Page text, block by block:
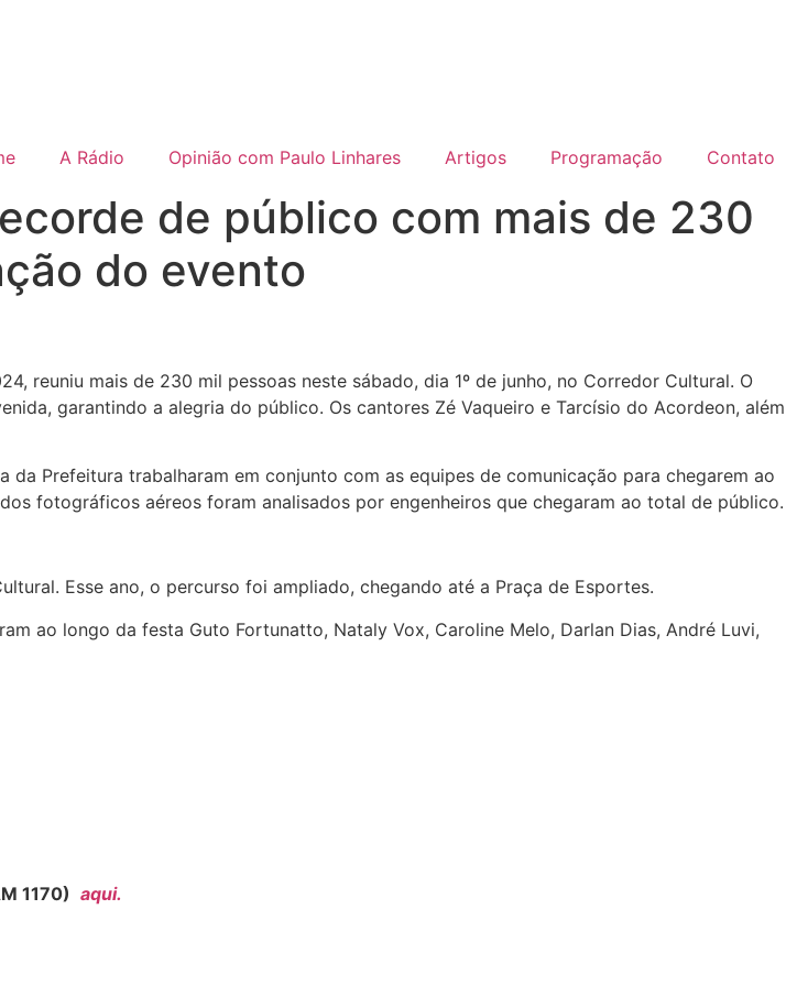
A Rádio Opinião com Paulo Linhares Artigos Programação Contato
de público com mais de 230
do evento
reuniu mais de 230 mil pessoas neste sábado, dia 1º de junho, no Corredor Cultural. O
garantindo a alegria do público. Os cantores Zé Vaqueiro e Tarcísio do Acordeon, além
Prefeitura trabalharam em conjunto com as equipes de comunicação para chegarem ao
fotográficos aéreos foram analisados por engenheiros que chegaram ao total de público.
Esse ano, o percurso foi ampliado, chegando até a Praça de Esportes.
ao longo da festa Guto Fortunatto, Nataly Vox, Caroline Melo, Darlan Dias, André Luvi,
1170) aqui.